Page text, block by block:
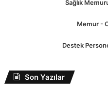
Sağlık
Memur -
Destek
Son Yazılar